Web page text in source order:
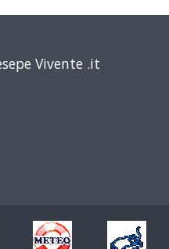
Vivente .it